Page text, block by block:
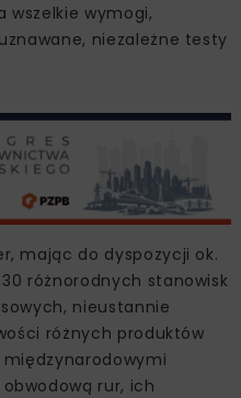
wszelkie wymogi,
niezależne testy
mając do dyspozycji ok.
różnorodnych stanowisk
nieustannie
różnych produktów
międzynarodowymi
rur, ich